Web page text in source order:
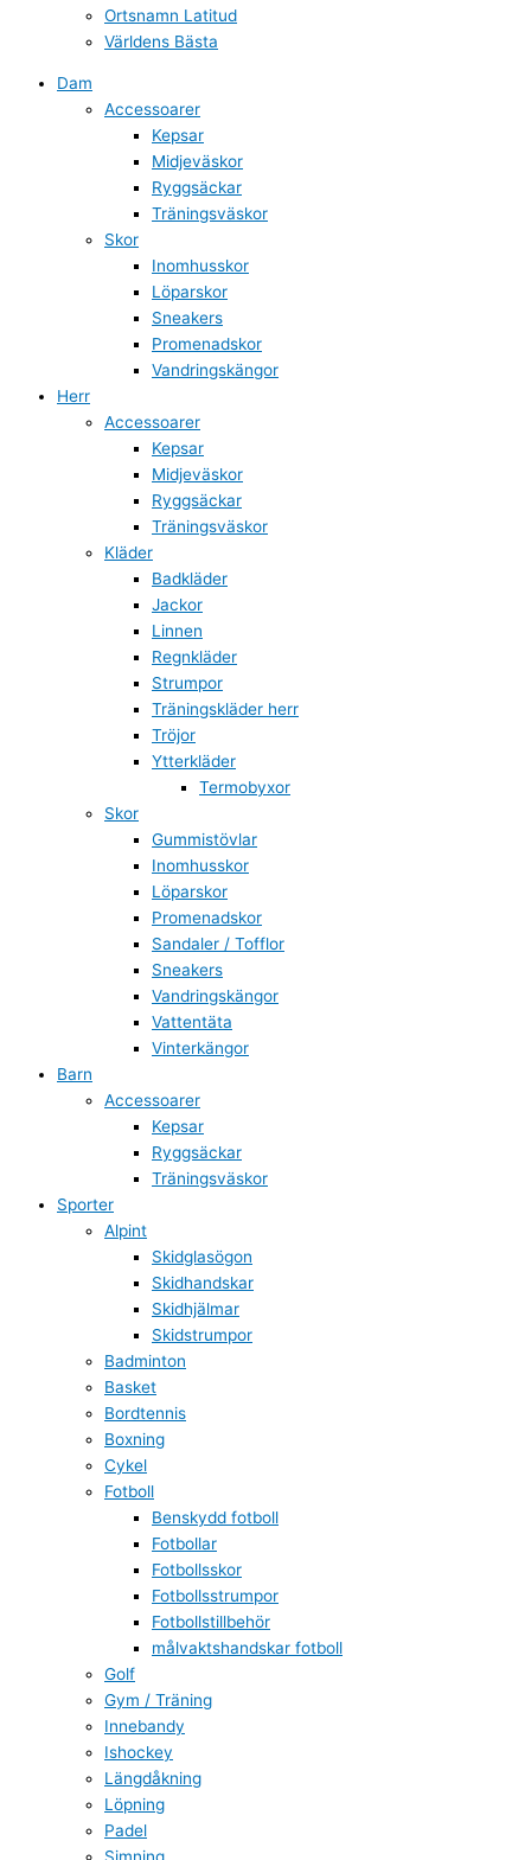
Ortsnamn Latitud
Världens Bästa
Dam
Accessoarer
Kepsar
Midjeväskor
Ryggsäckar
Träningsväskor
Skor
Inomhusskor
Löparskor
Sneakers
Promenadskor
Vandringskängor
Herr
Accessoarer
Kepsar
Midjeväskor
Ryggsäckar
Träningsväskor
Kläder
Badkläder
Jackor
Linnen
Regnkläder
Strumpor
Träningskläder herr
Tröjor
Ytterkläder
Termobyxor
Skor
Gummistövlar
Inomhusskor
Löparskor
Promenadskor
Sandaler / Tofflor
Sneakers
Vandringskängor
Vattentäta
Vinterkängor
Barn
Accessoarer
Kepsar
Ryggsäckar
Träningsväskor
Sporter
Alpint
Skidglasögon
Skidhandskar
Skidhjälmar
Skidstrumpor
Badminton
Basket
Bordtennis
Boxning
Cykel
Fotboll
Benskydd fotboll
Fotbollar
Fotbollsskor
Fotbollsstrumpor
Fotbollstillbehör
målvaktshandskar fotboll
Golf
Gym / Träning
Innebandy
Ishockey
Längdåkning
Löpning
Padel